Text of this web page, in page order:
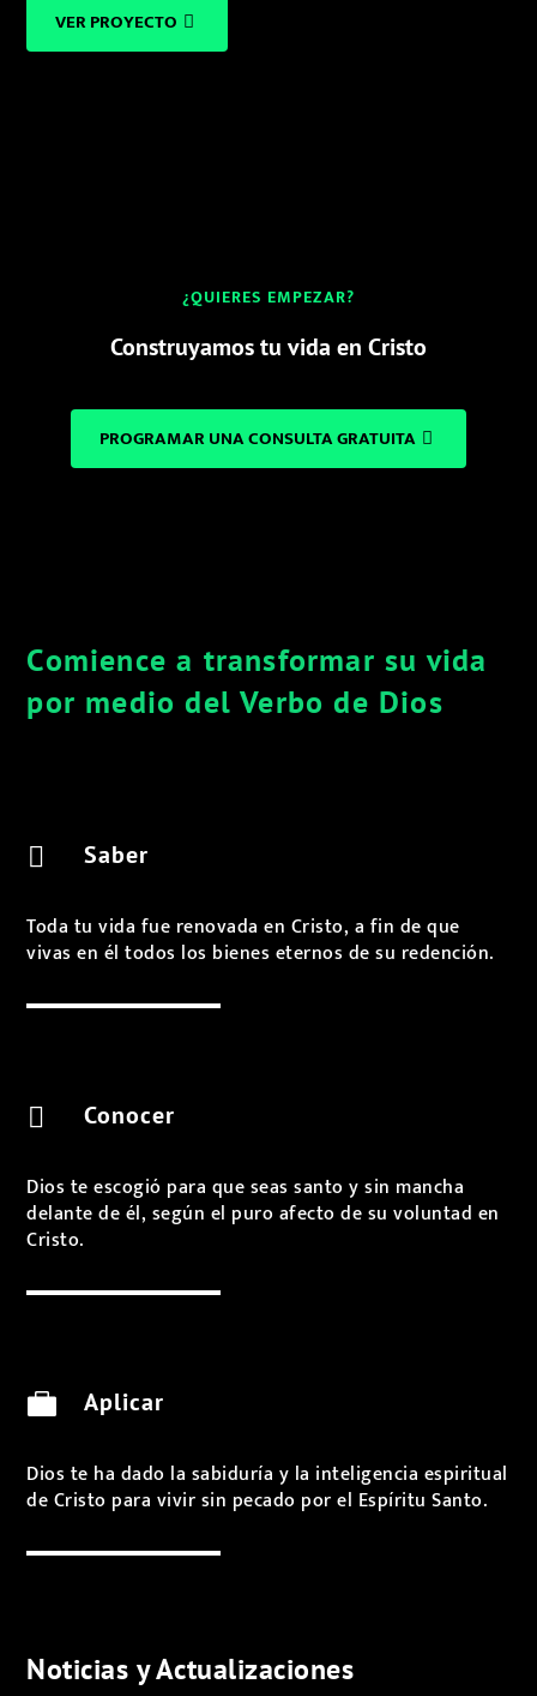
VER PROYECTO
¿QUIERES EMPEZAR?
Construyamos tu vida en Cristo
PROGRAMAR UNA CONSULTA GRATUITA
Comience a transformar su vida
por medio del Verbo de Dios
 Saber
Toda tu vida fue renovada en Cristo, a fin de que
vivas en él todos los bienes eternos de su redención.
 Conocer
Dios te escogió para que seas santo y sin mancha
delante de él, según el puro afecto de su voluntad en
Cristo.
 Aplicar
Dios te ha dado la sabiduría y la inteligencia espiritual
de Cristo para vivir sin pecado por el Espíritu Santo.
Noticias y Actualizaciones